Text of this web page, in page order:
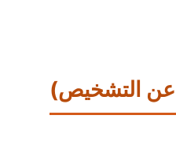
عن التشخيص)